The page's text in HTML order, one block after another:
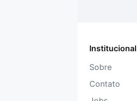
Institucional
Sobre
Contato